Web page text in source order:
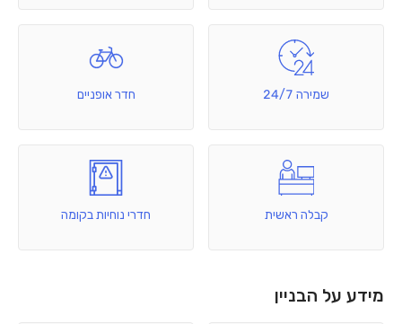
שמירה 24/7 חדר אופניים
קבלה ראשית חדרי נוחיות בקומה
מידע על הבניין